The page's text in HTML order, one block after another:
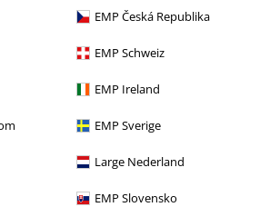
EMP Česká Republika
EMP Schweiz
EMP Ireland
EMP Sverige
Large Nederland
EMP Slovensko